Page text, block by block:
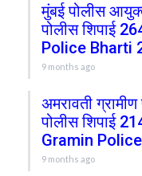
मुंबई पोलीस
पोलीस शिपाई
Police Bharti
9 months ago
अमरावती
पोलीस शिपाई
Gramin
9 months ago